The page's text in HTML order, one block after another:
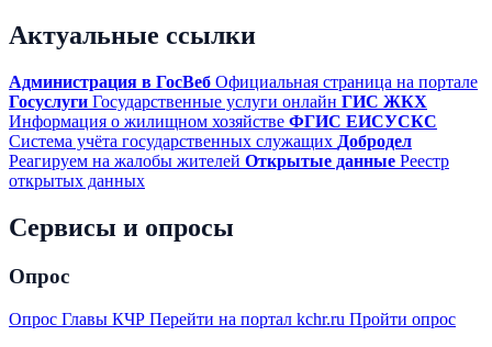
Актуальные ссылки
Администрация в ГосВеб Официальная страница на портале
Госуслуги Государственные услуги онлайн ГИС ЖКХ
Информация о жилищном хозяйстве ФГИС ЕИСУСКС
Система учёта государственных служащих Добродел
Реагируем на жалобы жителей Открытые данные Реестр
открытых данных
Сервисы и опросы
Опрос
Опрос Главы КЧР Перейти на портал kchr.ru Пройти опрос